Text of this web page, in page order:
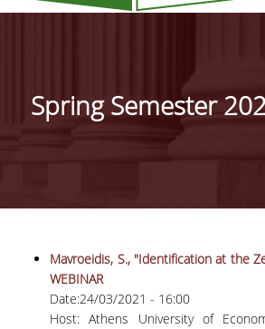
ΤΟ ΤΜΗΜΑ
ΓΕΝΙΚΕΣ ΠΛΗΡΟΦΟΡΙΕΣ
ΔΙΟΙΚΗΣΗ ΤΟΥ ΤΜΗΜΑΤΟΣ
ΑΝΘΡΩΠΙΝΟ ΔΥΝΑΜΙΚΟ
Spring Semester
Mavroeidis, S., "Identification at the
WEBINAR
Date:24/03/2021 - 16:00
Host: Αthens University of